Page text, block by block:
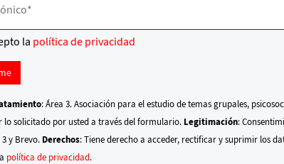
la política de privacidad
: Área 3. Asociación para el estudio de temas grupales,
lo solicitado por usted a través del formulario. Legitimación:
3 y Brevo. Derechos: Tiene derecho a acceder, rectificar y suprimir los
política de privacidad.